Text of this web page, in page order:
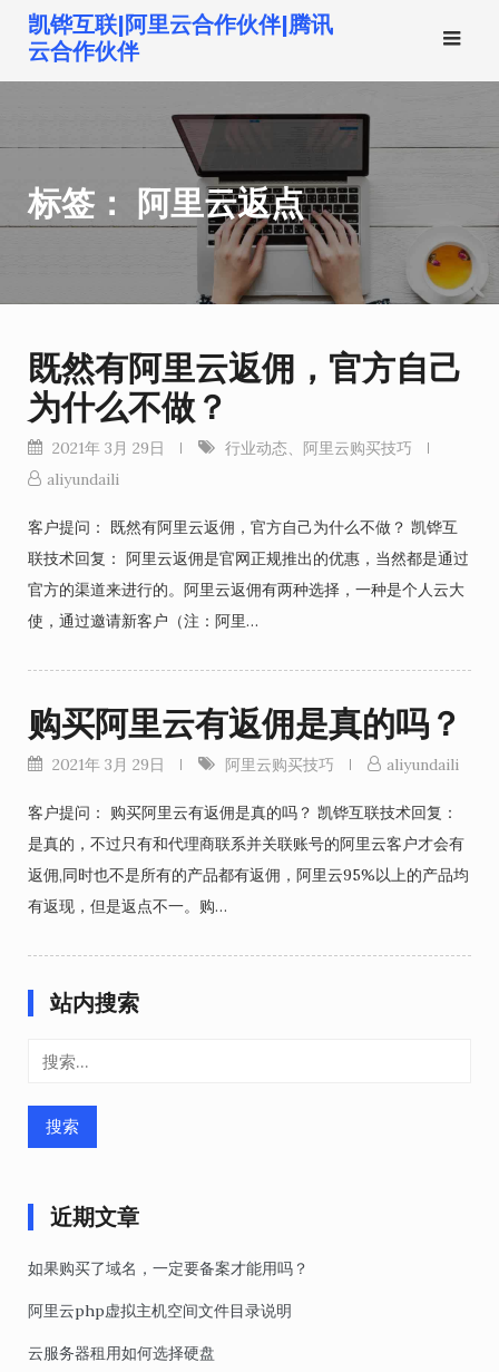
到
凯铧互联|阿里云合作伙伴|腾讯
云合作伙伴
标签： 阿里云返点
既然有阿里云返佣，官方自己
为什么不做？
2021年 3月 29日 行业动态、 阿里云购买技巧
aliyundaili
客户提问： 既然有阿里云返佣，官方自己为什么不做？ 凯铧互
联技术回复： 阿里云返佣是官网正规推出的优惠，当然都是通过
官方的渠道来进行的。阿里云返佣有两种选择，一种是个人云大
使，通过邀请新客户（注：阿里…
购买阿里云有返佣是真的吗？
2021年 3月 29日 阿里云购买技巧 aliyundaili
客户提问： 购买阿里云有返佣是真的吗？ 凯铧互联技术回复：
是真的，不过只有和代理商联系并关联账号的阿里云客户才会有
返佣,同时也不是所有的产品都有返佣，阿里云95%以上的产品均
有返现，但是返点不一。购…
站内搜索
近期文章
如果购买了域名，一定要备案才能用吗？
阿里云php虚拟主机空间文件目录说明
云服务器租用如何选择硬盘